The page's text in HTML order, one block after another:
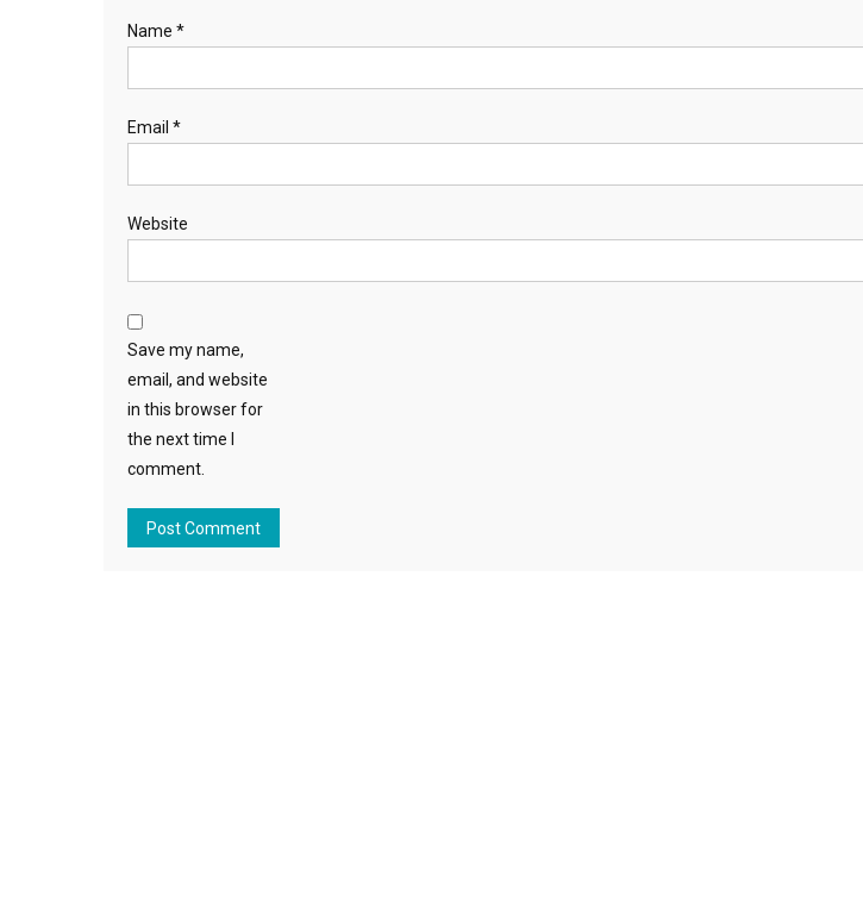
Name *
Email *
Website
Save my name,
email, and website
in this browser for
the next time I
comment.